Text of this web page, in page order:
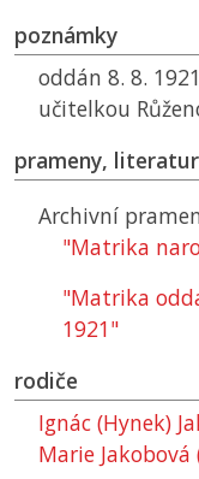
poznámky
oddán 8. 8.
učitelkou
prameny,
Archivní
"Matrika
"Matrika
1921"
rodiče
Ignác (Hynek)
Marie Jakobová